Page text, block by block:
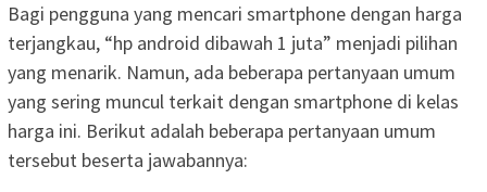
Bagi pengguna yang mencari smartphone dengan harga
terjangkau, “hp android dibawah 1 juta” menjadi pilihan
yang menarik. Namun, ada beberapa pertanyaan umum
yang sering muncul terkait dengan smartphone di kelas
harga ini. Berikut adalah beberapa pertanyaan umum
tersebut beserta jawabannya: